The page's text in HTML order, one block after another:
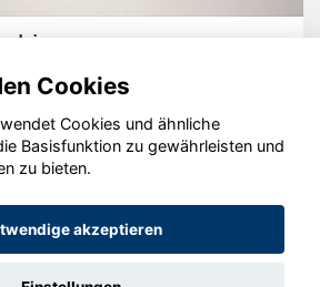
GmbH 2020 - 2026
Cookies
Cookies und ähnliche
Basisfunktion zu gewährleisten und
zu bieten.
akzeptieren